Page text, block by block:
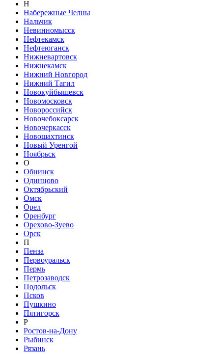
Н
Набережные Челны
Нальчик
Невинномысск
Нефтекамск
Нефтеюганск
Нижневартовск
Нижнекамск
Нижний Новгород
Нижний Тагил
Новокуйбышевск
Новомосковск
Новороссийск
Новочебоксарск
Новочеркасск
Новошахтинск
Новый Уренгой
Ноябрьск
О
Обнинск
Одинцово
Октябрьский
Омск
Орел
Оренбург
Орехово-Зуево
Орск
П
Пенза
Первоуральск
Пермь
Петрозаводск
Подольск
Псков
Пушкино
Пятигорск
Р
Ростов-на-Дону
Рыбинск
Рязань